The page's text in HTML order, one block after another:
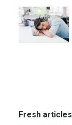
Fresh articles